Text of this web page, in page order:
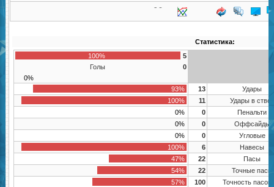
Статистика:
100%
5
Голы
0
0%
93%
13
Удары
100%
11
Удары в створ
0%
0
Пенальти
0%
0
Оффсайды
0%
0
Угловые
100%
6
Навесы
47%
22
Пасы
54%
22
Точные пасы
57%
100
Точность